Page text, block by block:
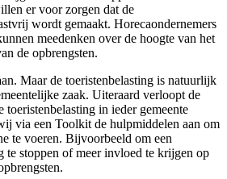
er voor zorgen dat de
wordt gemaakt. Horecaondernemers
meedenken over de hoogte van het
de opbrengsten.
Maar de toeristenbelasting is natuurlijk
zaak. Uiteraard verloopt de
toeristenbelasting in ieder gemeente
via een Toolkit de hulpmiddelen aan om
te voeren. Bijvoorbeeld om een
te stoppen of meer invloed te krijgen op